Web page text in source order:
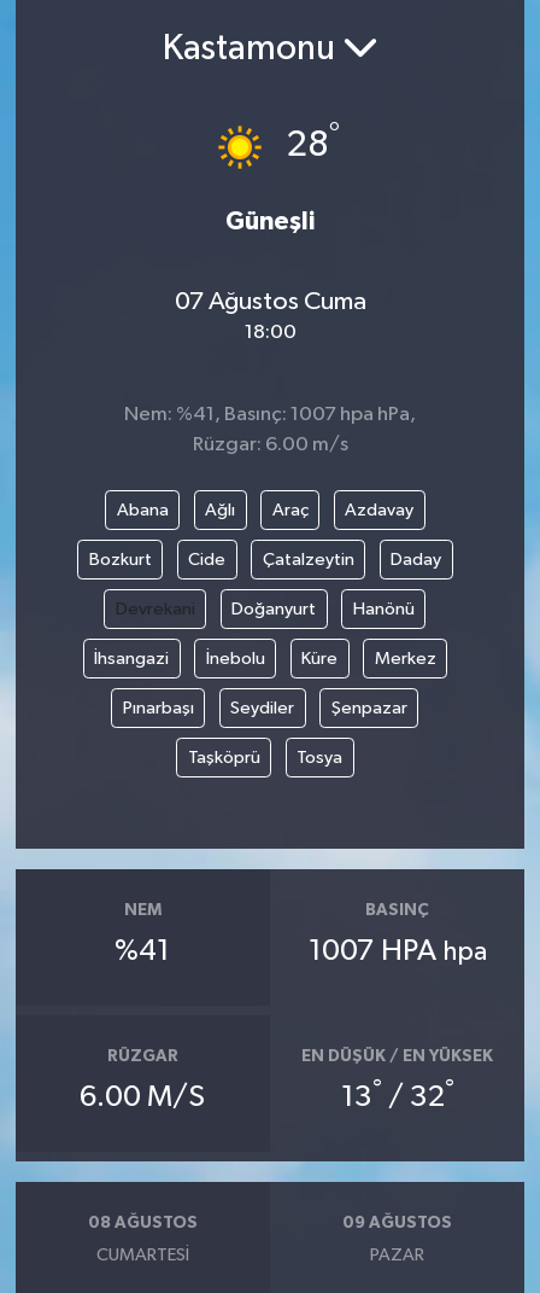
Kastamonu
28°
Güneşli
07 Ağustos Cuma
18:00
Nem: %41, Basınç: 1007 hpa hPa,
Rüzgar: 6.00 m/s
Abana Ağlı Araç Azdavay
Bozkurt Cide Çatalzeytin Daday
Devrekani Doğanyurt Hanönü
İhsangazi İnebolu Küre Merkez
Pınarbaşı Seydiler Şenpazar
Taşköprü Tosya
NEM
%41
BASINÇ
1007 HPA hpa
RÜZGAR
6.00 M/S
EN DÜŞÜK / EN YÜKSEK
13° / 32°
08 AĞUSTOS
CUMARTESI
09 AĞUSTOS
PAZAR